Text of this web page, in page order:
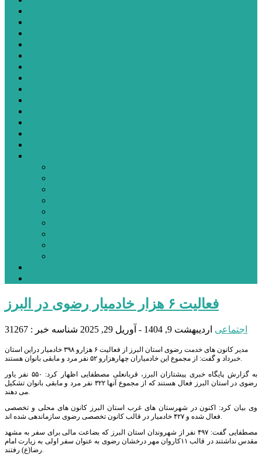
فعالیت ۶ هزار خادمیار رضوی در البرز
اجتماعی اردیبهشت 9, 1404 - آوریل 29, 2025 شناسه خبر : 31267
مدیر کانون های خدمت رضوی استان البرز از فعالیت ۶ هزارو ۳۹۸ خادمیار دراین استان
خبرداد و گفت: از مجموع این خادمیاران چهارهزارو ۵۲ نفر مرد و مابقی بانوان هستند.
به گزارش پایگاه خبری پیشتازان البرز، قربانعلی مصطفایی اظهار کرد: ۵۵۰ نفر یاور
رضوی در استان البرز فعال هستند که از مجموع آنها ۳۲۲ نفر مرد و مابقی بانوان تشکیل
می دهند.
وی بیان کرد: اکنون در شهرستان های غرب استان البرز کانون های محلی و تخصصی
فعال شده و ۴۲۷ خادمیار در قالب کانون تخصصی رضوی سازماندهی شده اند.
مصطفایی گفت: ۴۹۷ نفر از شهروندان استان البرز که بضاعت مالی برای سفر به مشهد
مقدس نداشتند در قالب ۱۱کاروان مهر درخشان رضوی به عنوان سفر اولی به زیارت امام
رضا(ع) رفتند.